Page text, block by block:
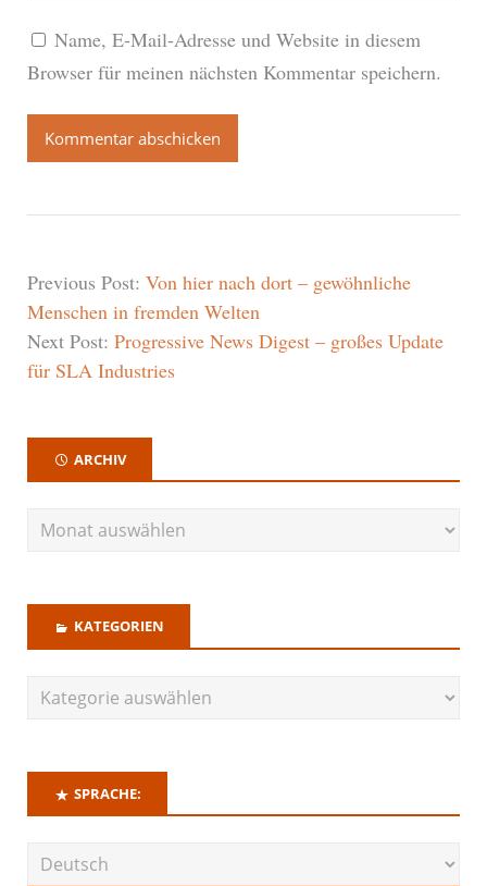
Name, E-Mail-Adresse und Website in diesem
Browser für meinen nächsten Kommentar speichern.
Previous Post: Von hier nach dort – gewöhnliche
Menschen in fremden Welten
Next Post: Progressive News Digest – großes Update
für SLA Industries
ARCHIV
KATEGORIEN
SPRACHE: